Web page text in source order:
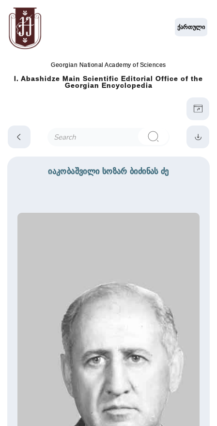
Georgian National Academy of Sciences
I. Abashidze Main Scientific Editorial Office of the
Georgian Encyclopedia
ქართული
იაკობაშვილი სოზარ ბიძინას ძე